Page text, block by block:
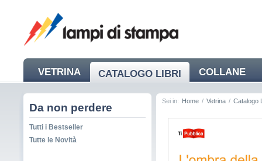
VETRINA CATALOGO LIBRI COLLANE
NEWS
Da non perdere
Tutti i Bestseller
Tutte le Novità
Sei in: Home / Vetrina / Catalogo